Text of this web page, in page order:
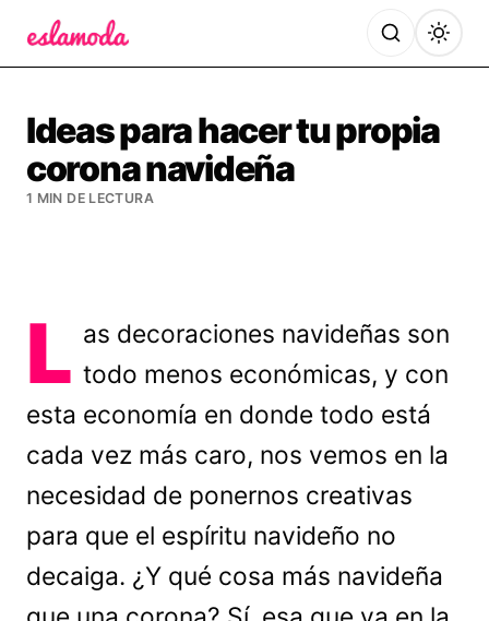
Ideas para hacer tu propia
corona navideña
1 MIN DE LECTURA
L as decoraciones navideñas son
todo menos económicas, y con
esta economía en donde todo está
cada vez más caro, nos vemos en la
necesidad de ponernos creativas
para que el espíritu navideño no
decaiga. ¿Y qué cosa más navideña